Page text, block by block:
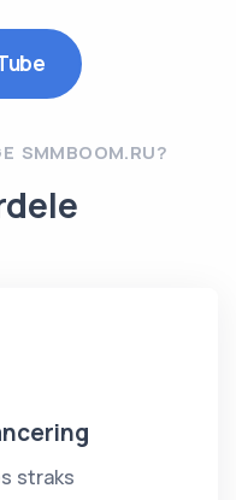
SMMBOOM.RU?
straks